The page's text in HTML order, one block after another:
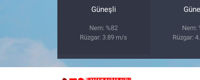
Güneşli
Nem: %82
Rüzgar: 3.89 m/s
Nem:
Rüzgar: